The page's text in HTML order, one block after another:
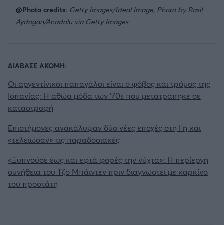
@Photo credits: Getty Images/Ideal Image, Photo by Rasit
Aydogan/Anadolu via Getty Images
ΔΙΑΒΑΣΕ ΑΚΟΜΗ:
Οι αργεντίνικοι παπαγάλοι είναι ο φόβος και τρόμος της
Ισπανίας: Η αθώα μόδα των '70s που μετατράπηκε σε
καταστροφή
Επιστήμονες ανακάλυψαν δύο νέες εποχές στη Γη και
«τελείωσαν» τις παραδοσιακές
«Ξυπνούσε έως και εφτά φορές την νύχτα»: Η περίεργη
συνήθεια του Τζο Μπάιντεν πριν διαγνωστεί με καρκίνο
του προστάτη